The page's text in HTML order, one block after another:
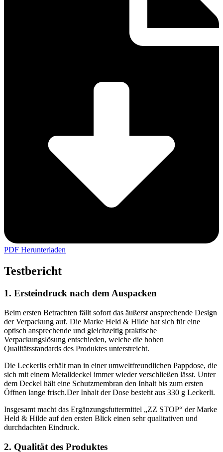
PDF Herunterladen
Testbericht
1. Ersteindruck nach dem Auspacken
Beim ersten Betrachten fällt sofort das äußerst ansprechende Design
der Verpackung auf. Die Marke Held & Hilde hat sich für eine
optisch ansprechende und gleichzeitig praktische
Verpackungslösung entschieden, welche die hohen
Qualitätsstandards des Produktes unterstreicht.
Die Leckerlis erhält man in einer umweltfreundlichen Pappdose, die
sich mit einem Metalldeckel immer wieder verschließen lässt. Unter
dem Deckel hält eine Schutzmembran den Inhalt bis zum ersten
Öffnen lange frisch.Der Inhalt der Dose besteht aus 330 g Leckerli.
Insgesamt macht das Ergänzungsfuttermittel „ZZ STOP“ der Marke
Held & Hilde auf den ersten Blick einen sehr qualitativen und
durchdachten Eindruck.
2. Qualität des Produktes